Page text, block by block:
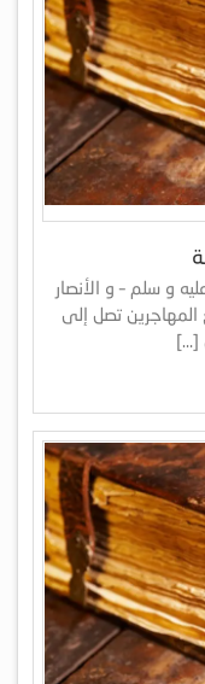
و سلم – و الأنصار
تصل إلى
[…]